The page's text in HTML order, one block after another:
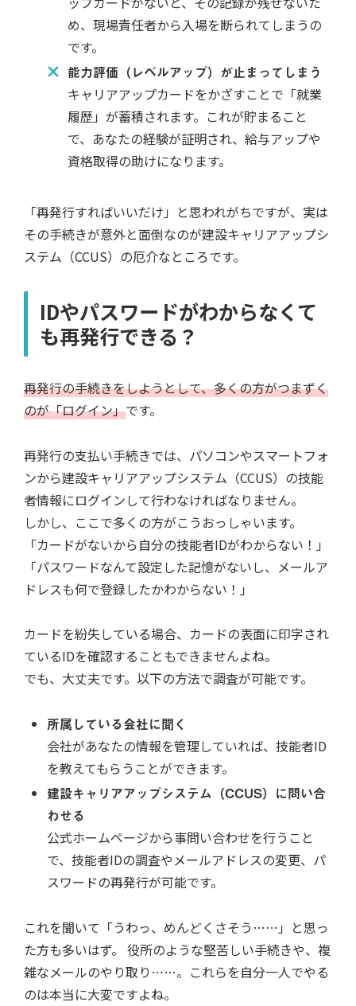
め、現場責任者から入場を断られてしまうの
です。
能力評価（レベルアップ）が止まってしまう
キャリアアップカードをかざすことで「就業
履歴」が蓄積されます。これが貯まること
で、あなたの経験が証明され、給与アップや
資格取得の助けになります。
「再発行すればいいだけ」と思われがちですが、実は
その手続きが意外と面倒なのが建設キャリアアップシ
ステム（CCUS）の厄介なところです。
IDやパスワードがわからなくて
も再発行できる？
再発行の手続きをしようとして、多くの方がつまずく
のが「ログイン」です。
再発行の支払い手続きでは、パソコンやスマートフォ
ンから建設キャリアアップシステム（CCUS）の技能
者情報にログインして行わなければなりません。
しかし、ここで多くの方がこうおっしゃいます。
「カードがないから自分の技能者IDがわからない！」
「パスワードなんて設定した記憶がないし、メールア
ドレスも何で登録したかわからない！」
カードを紛失している場合、カードの表面に印字され
ているIDを確認することもできませんよね。
でも、大丈夫です。以下の方法で調査が可能です。
所属している会社に聞く
会社があなたの情報を管理していれば、技能者ID
を教えてもらうことができます。
建設キャリアアップシステム（CCUS）に問い合
わせる
公式ホームページから事問い合わせを行うこと
で、技能者IDの調査やメールアドレスの変更、パ
スワードの再発行が可能です。
これを聞いて「うわっ、めんどくさそう……」と思っ
た方も多いはず。 役所のような堅苦しい手続きや、複
雑なメールのやり取り……。これらを自分一人でやる
のは本当に大変ですよね。